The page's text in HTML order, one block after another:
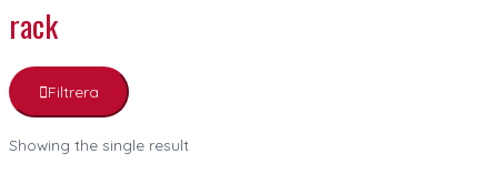
rack
Filtrera
Showing the single result